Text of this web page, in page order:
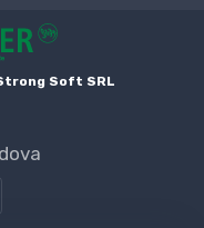
Soft SRL